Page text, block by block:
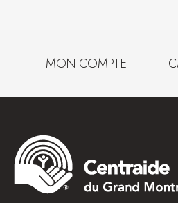
MON COMPTE